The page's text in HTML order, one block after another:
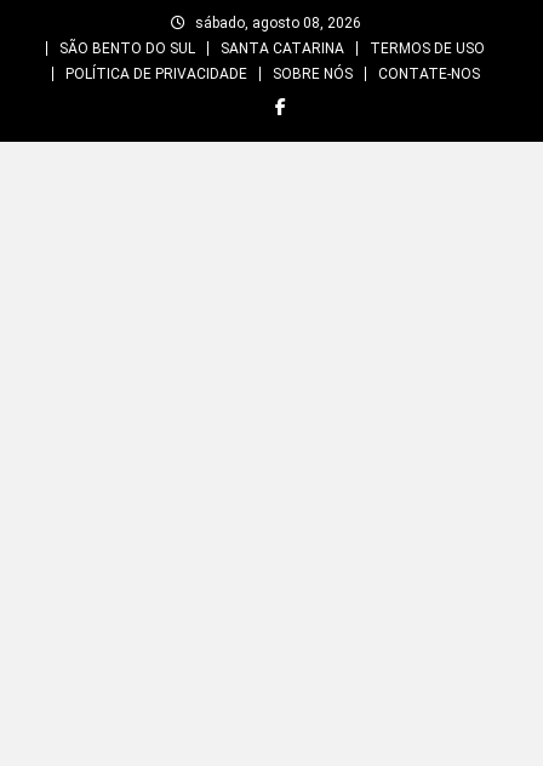
sábado, agosto 08, 2026
SÃO BENTO DO SUL
SANTA CATARINA
TERMOS DE USO
POLÍTICA DE PRIVACIDADE
SOBRE NÓS CONTATE-NOS